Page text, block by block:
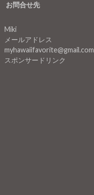
お問合せ先
Miki
メールアドレス
myhawaiifavorite@gmail.com
スポンサードリンク